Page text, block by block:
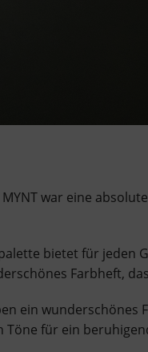
war eine
bietet für
Farbheft,
ein
Töne für ein